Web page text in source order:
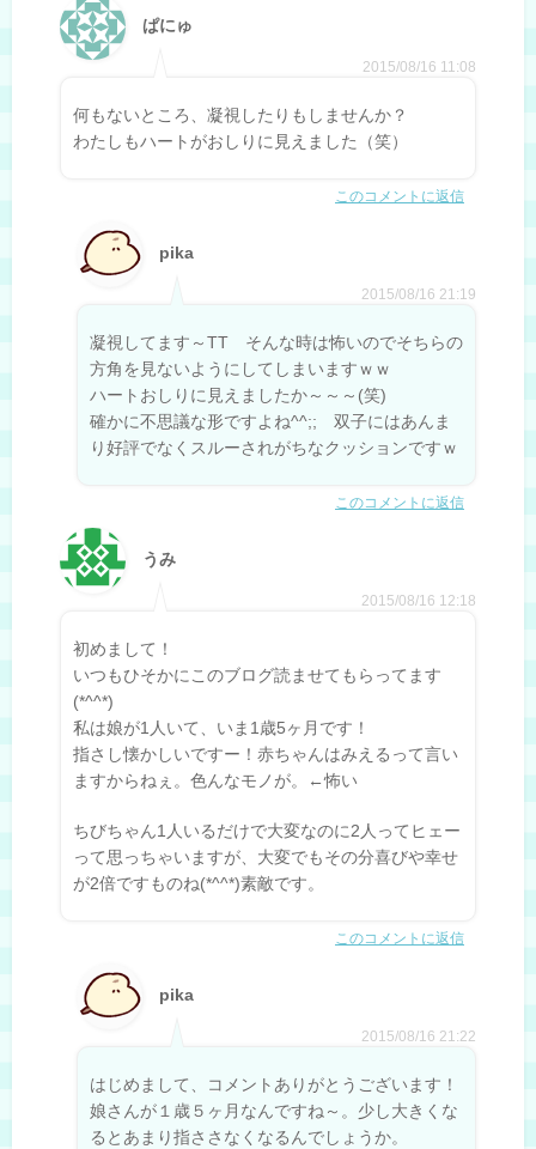
ぱにゅ
2015/08/16 11:08
何もないところ、凝視したりもしませんか？
わたしもハートがおしりに見えました（笑）
このコメントに返信
pika
2015/08/16 21:19
凝視してます～TT そんな時は怖いのでそちらの
方角を見ないようにしてしまいますｗｗ
ハートおしりに見えましたか～～～(笑)
確かに不思議な形ですよね^^;; 双子にはあんま
り好評でなくスルーされがちなクッションですｗ
このコメントに返信
うみ
2015/08/16 12:18
初めまして！
いつもひそかにこのブログ読ませてもらってます
(*^^*)
私は娘が1人いて、いま1歳5ヶ月です！
指さし懐かしいですー！赤ちゃんはみえるって言い
ますからねぇ。色んなモノが。←怖い
ちびちゃん1人いるだけで大変なのに2人ってヒェー
って思っちゃいますが、大変でもその分喜びや幸せ
が2倍ですものね(*^^*)素敵です。
このコメントに返信
pika
2015/08/16 21:22
はじめまして、コメントありがとうございます！
娘さんが１歳５ヶ月なんですね～。少し大きくな
るとあまり指ささなくなるんでしょうか。